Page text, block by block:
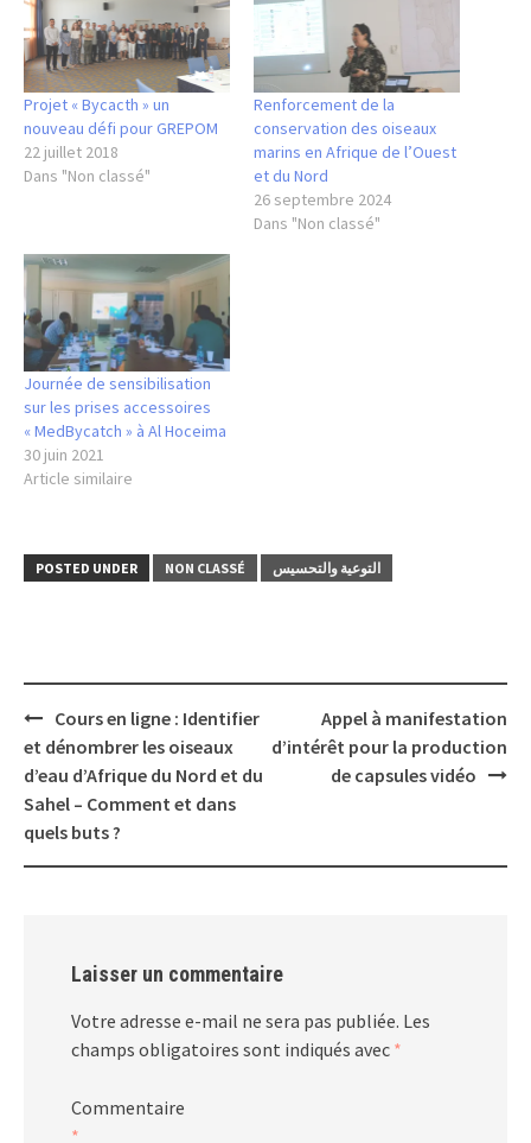
Projet « Bycacth » un
nouveau défi pour GREPOM
22 juillet 2018
Dans "Non classé"
Renforcement de la
conservation des oiseaux
marins en Afrique de l’Ouest
et du Nord
26 septembre 2024
Dans "Non classé"
Journée de sensibilisation
sur les prises accessoires
« MedBycatch » à Al Hoceima
30 juin 2021
Article similaire
POSTED UNDER NON CLASSÉ التوعية والتحسيس
Post
navigation
Cours en ligne : Identifier
et dénombrer les oiseaux
d’eau d’Afrique du Nord et du
Sahel – Comment et dans
quels buts ?
Appel à manifestation
d’intérêt pour la production
de capsules vidéo
Laisser un commentaire
Votre adresse e-mail ne sera pas publiée. Les
champs obligatoires sont indiqués avec *
Commentaire
*